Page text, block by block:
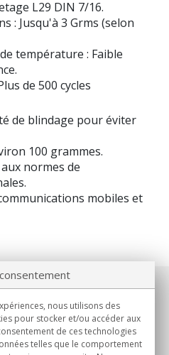
L29 DIN 7/16.
: Jusqu'à 3 Grms (selon
température : Faible
de 500 cycles
de blindage pour éviter
100 grammes.
normes de
mobiles et
nous utilisons des
pour stocker et/ou accéder aux
de ces technologies
telles que le comportement